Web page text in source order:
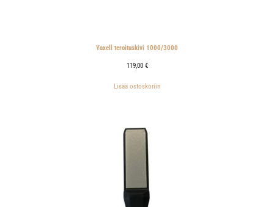
Yaxell teroituskivi 1000/3000
119,00 €
Lisää ostoskoriin